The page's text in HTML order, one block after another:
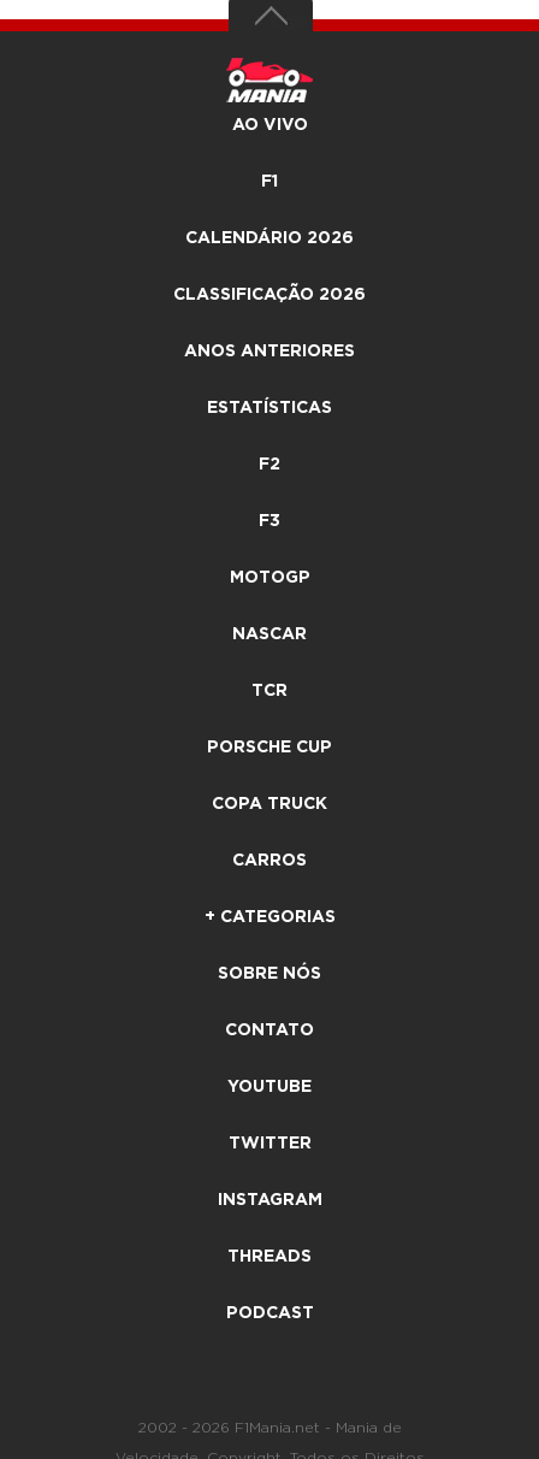
AO VIVO
F1
CALENDÁRIO 2026
CLASSIFICAÇÃO 2026
ANOS ANTERIORES
ESTATÍSTICAS
F2
F3
MOTOGP
NASCAR
TCR
PORSCHE CUP
COPA TRUCK
CARROS
+ CATEGORIAS
SOBRE NÓS
CONTATO
YOUTUBE
TWITTER
INSTAGRAM
THREADS
PODCAST
2002 - 2026 F1Mania.net - Mania de